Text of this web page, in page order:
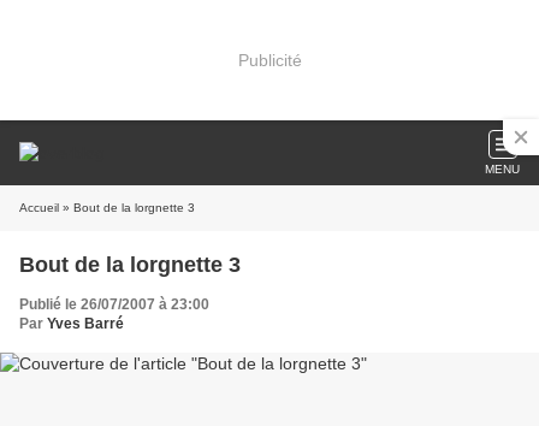
Publicité
MENU
Accueil » Bout de la lorgnette 3
Bout de la lorgnette 3
Publié le 26/07/2007 à 23:00
Par Yves Barré